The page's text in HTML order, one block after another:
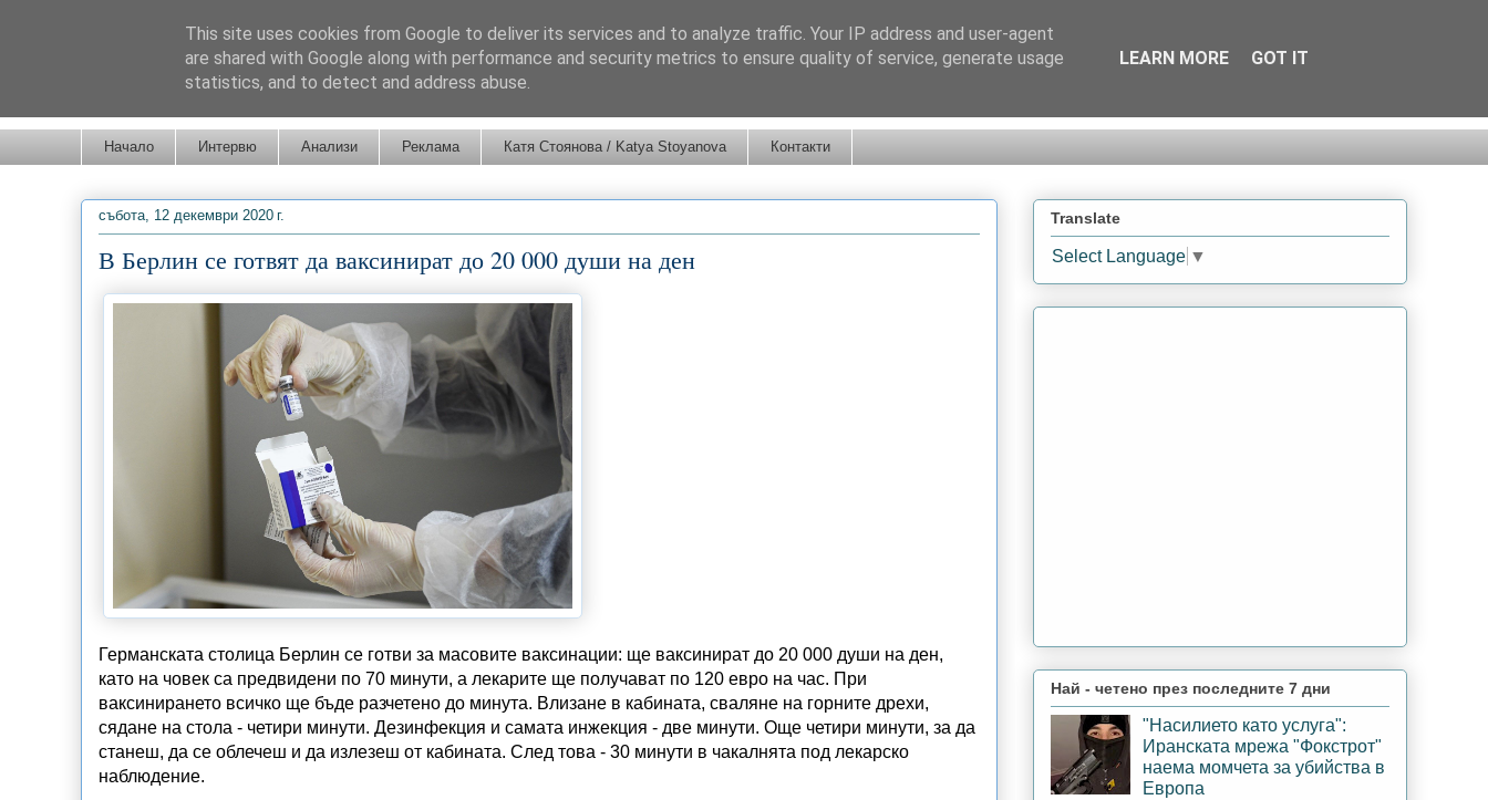
Начало Интервю Анализи Реклама Катя Стоянова / Katya Stoyanova Контакти
събота, 12 декември 2020 г.
В Берлин се готвят да ваксинират до 20 000 души на ден
Германската столица Берлин се готви за масовите ваксинации: ще ваксинират до 20 000 души на ден,
като на човек са предвидени по 70 минути, а лекарите ще получават по 120 евро на час. При
ваксинирането всичко ще бъде разчетено до минута. Влизане в кабината, сваляне на горните дрехи,
сядане на стола - четири минути. Дезинфекция и самата инжекция - две минути. Още четири минути, за да
станеш, да се облечеш и да излезеш от кабината. След това - 30 минути в чакалнята под лекарско
наблюдение.
Translate
Select Language ▼
Най - четено през последните 7 дни
"Насилието като услуга":
Иранската мрежа "Фокстрот"
наема момчета за убийства в
Европа
This site uses cookies from Google to deliver its services and to analyze traffic. Your IP address and user-agent
are shared with Google along with performance and security metrics to ensure quality of service, generate usage
statistics, and to detect and address abuse.
LEARN MORE GOT IT